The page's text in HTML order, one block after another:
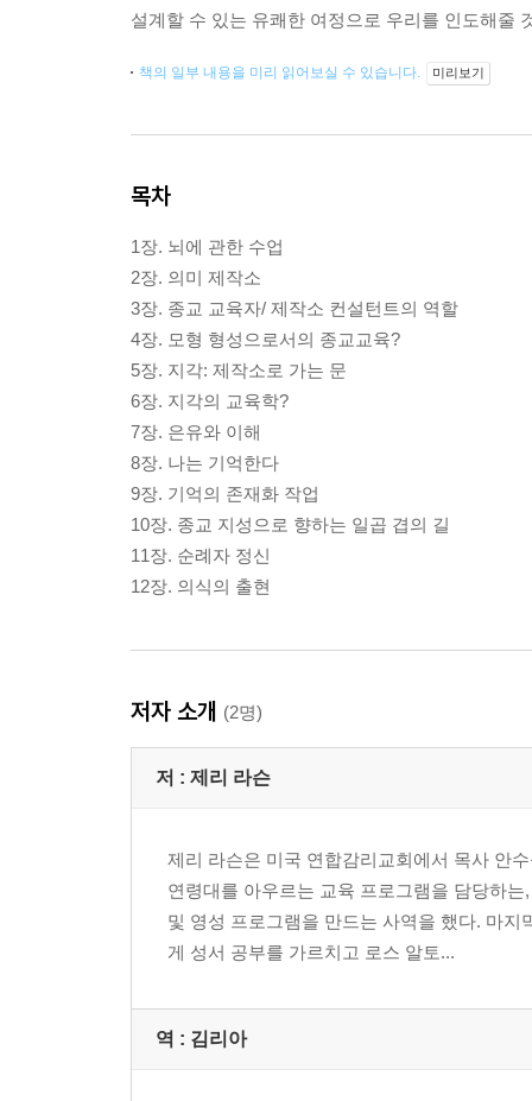
설계할 수 있는 유쾌한 여정으로 우리를 인도해줄
책의 일부 내용을 미리 읽어보실 수 있습니다. 미리보기
목차
1장. 뇌에 관한 수업
2장. 의미 제작소
3장. 종교 교육자/ 제작소 컨설턴트의 역할
4장. 모형 형성으로서의 종교교육?
5장. 지각: 제작소로 가는 문
6장. 지각의 교육학?
7장. 은유와 이해
8장. 나는 기억한다
9장. 기억의 존재화 작업
10장. 종교 지성으로 향하는 일곱 겹의 길
11장. 순례자 정신
12장. 의식의 출현
저자 소개 (2명)
저 : 제리 라슨
제리 라슨은 미국 연합감리교회에서 목사 안
연령대를 아우르는 교육 프로그램을 담당하
및 영성 프로그램을 만드는 사역을 했다. 마
게 성서 공부를 가르치고 로스 알토...
역 : 김리아